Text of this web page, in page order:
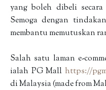
yang boleh dibeli
Semoga dengan
membantu memutuskan
Salah satu laman e-
ialah PG Mall https://
di Malaysia (made from